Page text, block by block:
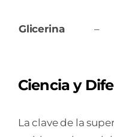
Glicerina –
Ciencia y
La clave de la